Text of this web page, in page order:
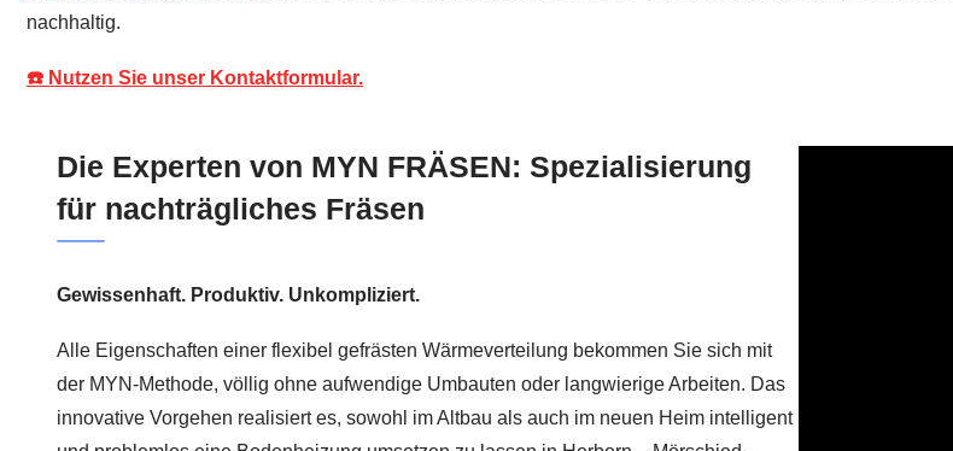
nachhaltig.
☎️ Nutzen Sie unser Kontaktformular.
Die Experten von MYN FRÄSEN: Spezialisierung
für nachträgliches Fräsen
Gewissenhaft. Produktiv. Unkompliziert.
Alle Eigenschaften einer flexibel gefrästen Wärmeverteilung bekommen Sie sich mit
der MYN-Methode, völlig ohne aufwendige Umbauten oder langwierige Arbeiten. Das
innovative Vorgehen realisiert es, sowohl im Altbau als auch im neuen Heim intelligent